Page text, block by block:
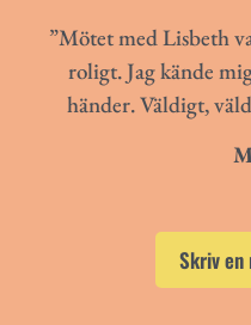
”Mötet med Lisbeth
roligt. Jag kände
händer. Väldigt,
Skriv en